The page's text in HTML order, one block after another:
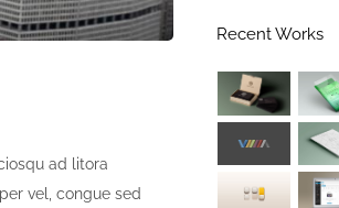
ad litora
vel, congue sed
Recent Works